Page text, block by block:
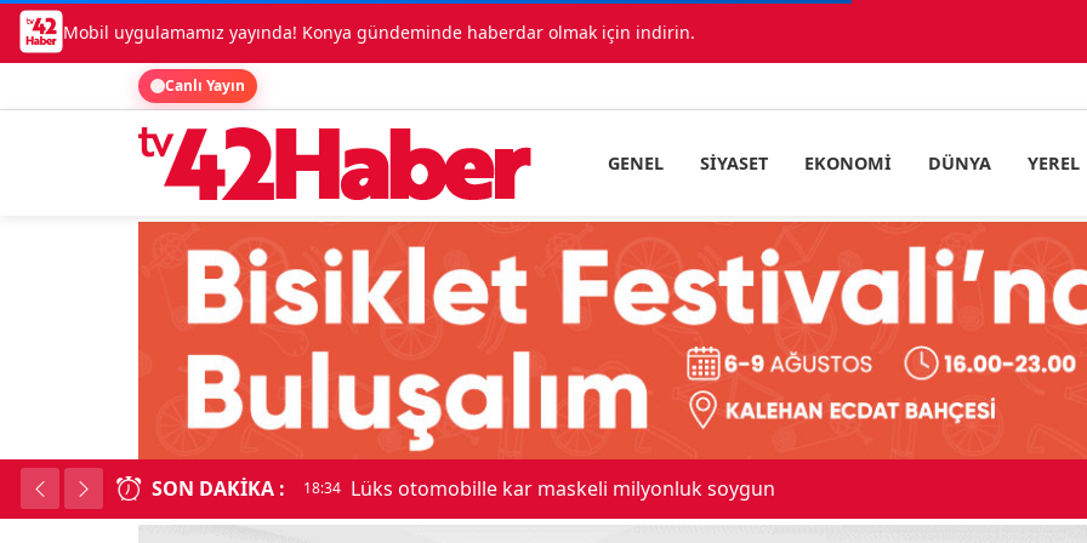
Mobil uygulamamız yayında! Konya gündeminde haberdar olmak için indirin.
Canlı Yayın
GENEL SIYASET EKONOMI DÜNYA YEREL
SON DAKIKA : 18:34 Lüks otomobille kar maskeli milyonluk soygun